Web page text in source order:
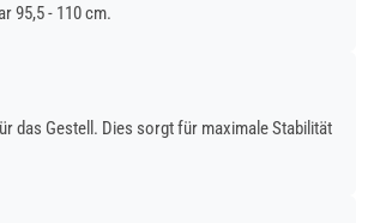
95,5 - 110 cm.
das Gestell. Dies sorgt für maximale Stabilität